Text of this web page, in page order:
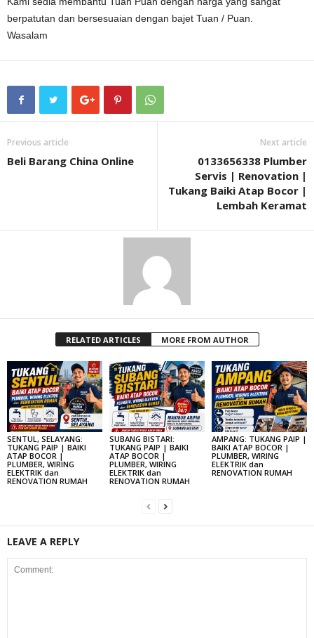
berpatutan dan bersesuaian dengan bajet Tuan / Puan.
Wasalam
Previous article
Beli Barang China Online
Next article
0133656338 Plumber
Servis | Renovation |
Tukang Baiki Atap Bocor |
Lembah Keramat
RELATED ARTICLES MORE FROM AUTHOR
SENTUL, SELAYANG:
TUKANG PAIP | BAIKI
ATAP BOCOR |
PLUMBER, WIRING
ELEKTRIK dan
RENOVATION RUMAH
SUBANG BISTARI:
TUKANG PAIP | BAIKI
ATAP BOCOR |
PLUMBER, WIRING
ELEKTRIK dan
RENOVATION RUMAH
AMPANG: TUKANG PAIP |
BAIKI ATAP BOCOR |
PLUMBER, WIRING
ELEKTRIK dan
RENOVATION RUMAH
LEAVE A REPLY